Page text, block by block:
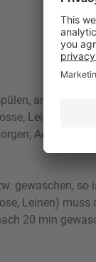
Leinen)
Aerosole
gewaschen,
Leinen)
20 min